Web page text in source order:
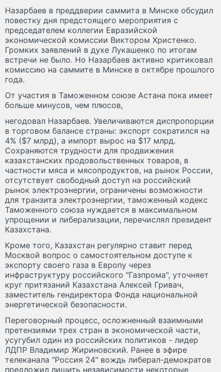
Назарбаев в преддверии саммита в Минске обсудил
повестку дня предстоящего мероприятия с
председателем коллегии Евразийской
экономической комиссии Виктором Христенко.
Громких заявлений в духе Лукашенко по итогам
встречи не было. Но Назарбаев активно критиковал
комиссию на саммите в Минске в октябре прошлого
года.
От участия в Таможенном союзе Астана пока имеет
больше минусов, чем плюсов,
негодовал Назарбаев. Увеличиваются диспропорции
в торговом балансе страны: экспорт сократился на
4% ($7 млрд), а импорт вырос на $17 млрд.
Сохраняются трудности для продвижения
казахстанских продовольственных товаров, в
частности мяса и мясопродуктов, на рынок России,
отсутствует свободный доступ на российский
рынок электроэнергии, ограничены возможности
для транзита электроэнергии, таможенный кодекс
Таможенного союза нуждается в максимальном
упрощении и либерализации, перечислял президент
Казахстана.
Кроме того, Казахстан регулярно ставит перед
Москвой вопрос о самостоятельном доступе к
экспорту своего газа в Европу через
инфраструктуру российского "Газпрома", уточняет
круг притязаний Казахстана Алексей Гривач,
заместитель гендиректора Фонда национальной
энергетической безопасности.
Переговорный процесс, осложненный взаимными
претензиями трех стран в экономической части,
усугубил один из российских политиков - лидер
ЛДПР Владимир Жириновский. Ранее в эфире
телеканала "Россия 24" вождь либерал-демократов
предложил лишить независимости некоторые